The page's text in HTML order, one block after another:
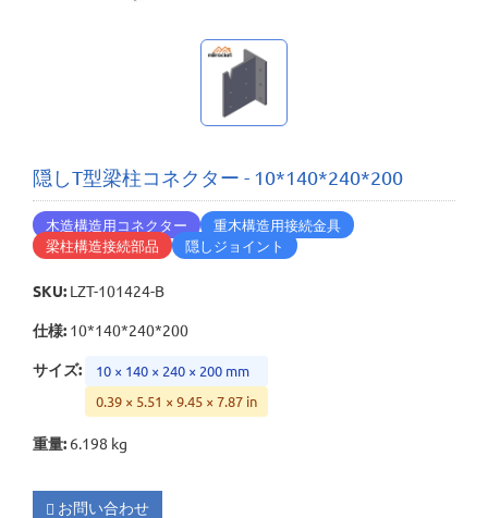
隠しT型梁柱コネクター - 10*140*240*200
木造構造用コネクター
重木構造用接続金具
梁柱構造接続部品
隠しジョイント
SKU: LZT-101424-B
仕様: 10*140*240*200
サイズ:
10 × 140 × 240 × 200 mm
0.39 × 5.51 × 9.45 × 7.87 in
重量: 6.198 kg
お問い合わせ